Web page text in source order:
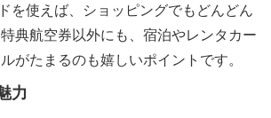
を使えば、ショッピングでもどんどん
典航空券以外にも、宿泊やレンタカー
がたまるのも嬉しいポイントです。
力